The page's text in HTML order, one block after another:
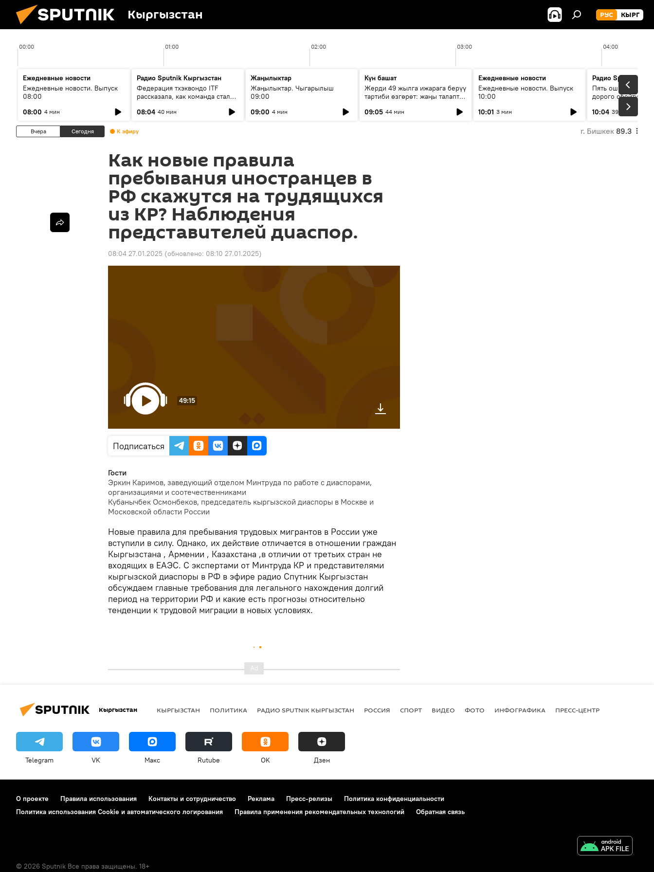
Кыргызстан РУС КЫРГ
00:00 01:00 02:00 03:00 04:00
Ежедневные новости
Ежедневные новости. Выпуск
08:00
08:00 4 мин
Радио Sputnik Кыргызстан
Федерация тхэквондо ITF
рассказала, как команда стала
08:04 40 мин
Жаңылыктар
Жаңылыктар. Чыгарылыш
09:00
09:00 4 мин
Күн башат
Жерди 49 жылга ижарага берүү
тартиби өзгөрөт: жаңы талаптар
09:05 44 мин
Ежедневные новости
Ежедневные новости. Выпуск
10:00
10:01 3 мин
Радио Sputnik
Пять ошибок
дорого обойтись
10:04 39 мин
Вчера Сегодня К эфиру г. Бишкек 89.3
Как новые правила
пребывания иностранцев в
РФ скажутся на трудящихся
из КР? Наблюдения
представителей диаспор.
08:04 27.01.2025 (обновлено: 08:10 27.01.2025)
49:15
Подписаться
Гости
Эркин Каримов, заведующий отделом Минтруда по работе с диаспорами,
организациями и соотечественниками
Кубанычбек Осмонбеков, председатель кыргызской диаспоры в Москве и
Московской области России
Новые правила для пребывания трудовых мигрантов в России уже
вступили в силу. Однако, их действие отличается в отношении граждан
Кыргызстана , Армении , Казахстана ,в отличии от третьих стран не
входящих в ЕАЭС. С экспертами от Минтруда КР и представителями
кыргызской диаспоры в РФ в эфире радио Спутник Кыргызстан
обсуждаем главные требования для легального нахождения долгий
период на территории РФ и какие есть прогнозы относительно
тенденции к трудовой миграции в новых условиях.
Кыргызстан КЫРГЫЗСТАН ПОЛИТИКА РАДИО SPUTNIK КЫРГЫЗСТАН РОССИЯ СПОРТ ВИДЕО ФОТО ИНФОГРАФИКА ПРЕСС-ЦЕНТР
Telegram VK Макс Rutube OK Дзен
О проекте Правила использования Контакты и сотрудничество Реклама Пресс-релизы
Политика конфиденциальности
Политика использования Cookie и автоматического логирования
Правила применения рекомендательных технологий Обратная связь
© 2026 Sputnik Все права защищены. 18+